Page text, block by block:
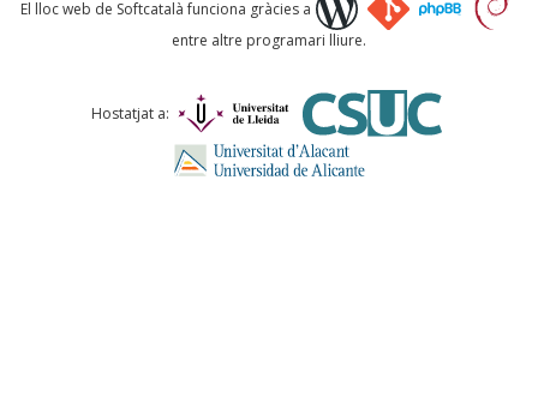
Comentari *
El lloc web de Softcatalà funciona gràcies a
entre altre programari lliure.
Hostatjat a: